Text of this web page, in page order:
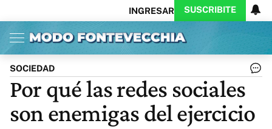
INGRESAR SUSCRIBITE
Inicio Ahora
Opinión
Política
Ciencia
Cultura
Arte
Educación
Internacional
Clima
Deportes
CARAS
Exitoina
Turismo
Actualidad
SOCIEDAD
Por qué las redes sociales
son enemigas del ejercicio